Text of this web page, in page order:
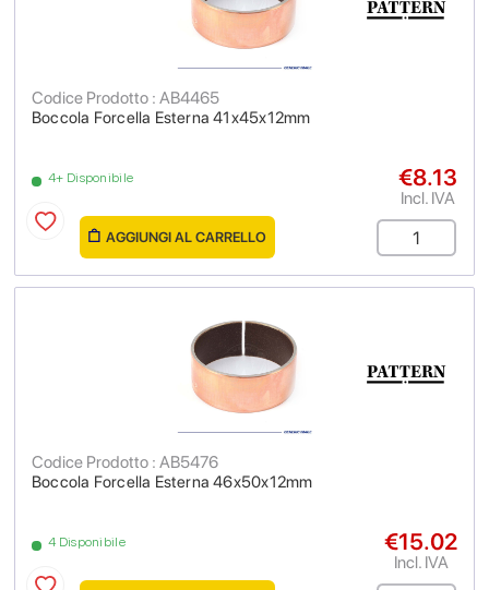
Boccola Forcella Esterna 41x45x12mm
Codice Prodotto : AB4465
4+ Disponibile €8.13
Incl. IVA
AGGIUNGI AL CARRELLO
Boccola Forcella Esterna 46x50x12mm
Codice Prodotto : AB5476
4 Disponibile €15.02
Incl. IVA